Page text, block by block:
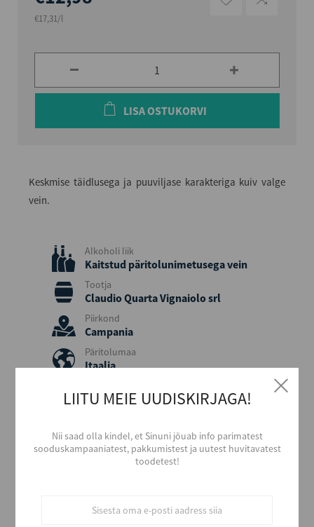
€17,31/l
LISA OSTUKORVI
Keskmise täidlusega ja puuviljase karakteriga kuiv valge
vein.
Alkoholi liik
Kaitstud päritolunimetusega vein
Tootja
Claudio Quarta Vignaiolo srl
Piirkond
Campania
Päritolumaa
Itaalia
Grechetto
2023
Värvus
LIITU MEIE UUDISKIRJAGA!
Nii saad olla kindel, et Sinuni jõuab info parimatest
sooduskampaaniatest, pakkumistest ja uutest huvitavatest
toodetest!